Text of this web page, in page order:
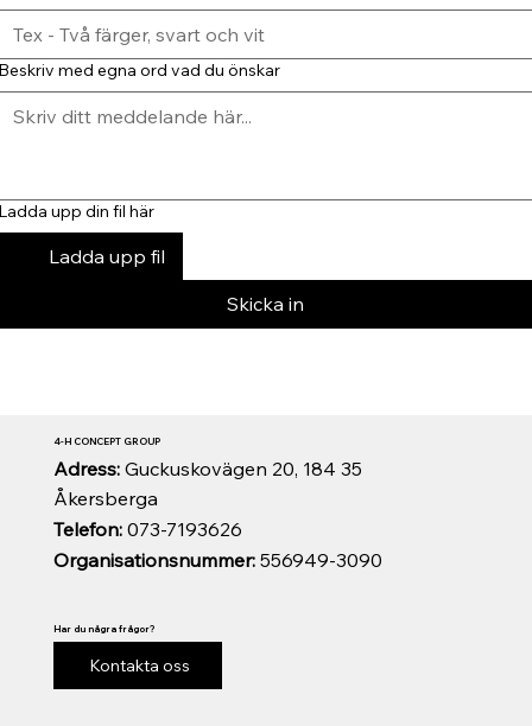
med egna ord vad du önskar
upp din fil här
Ladda upp fil
Skicka in
Organisationsnummer:556949-3090
Telefon:073-7193626
Adress: Guckuskovägen 20, 184 35
Åkersberga
4-H CONCEPT GROUP
Har du några frågor?
Kontakta oss